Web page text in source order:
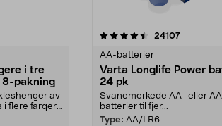
i tre
8-pakning
av
i flere farger.
24107
AA-batterier
Varta Longlife Power
24 pk
Svanemerkede AA- eller
batterier til fjer...
Type: AA/LR6
4.5av 5 stjerner